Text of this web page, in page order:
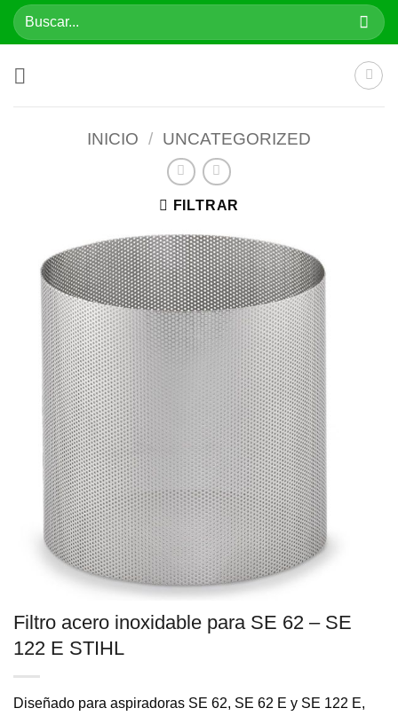
SaltarBuscar
por:
INICIO / UNCATEGORIZED
FILTRAR
Filtro acero inoxidable para SE 62 – SE
122 E STIHL
Diseñado para aspiradoras SE 62, SE 62 E y SE 122 E,